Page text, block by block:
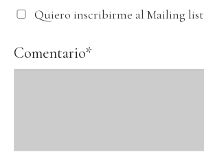
Quiero inscribirme al Mailing list
Comentario*